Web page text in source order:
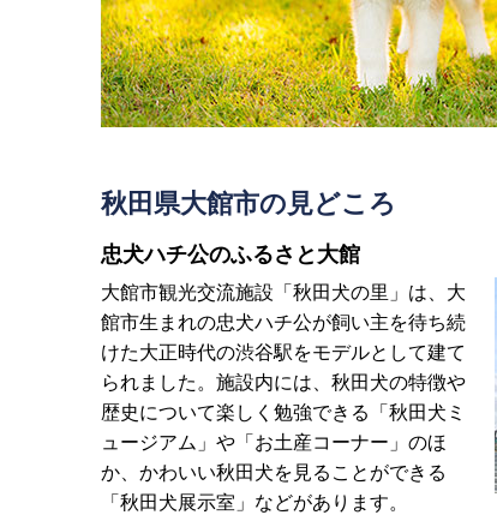
秋田県大館市の見どころ
忠犬ハチ公のふるさと大館
大館市観光交流施設「秋田犬の里」は、大
館市生まれの忠犬ハチ公が飼い主を待ち続
けた大正時代の渋谷駅をモデルとして建て
られました。施設内には、秋田犬の特徴や
歴史について楽しく勉強できる「秋田犬ミ
ュージアム」や「お土産コーナー」のほ
か、かわいい秋田犬を見ることができる
「秋田犬展示室」などがあります。